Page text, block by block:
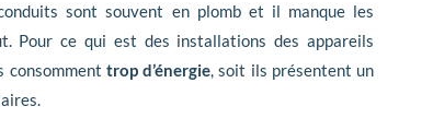
sont souvent en plomb et il manque les
Pour ce qui est des installations des appareils
consomment trop d’énergie, soit ils présentent un